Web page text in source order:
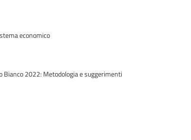
economico
Bianco 2022: Metodologia e suggerimenti